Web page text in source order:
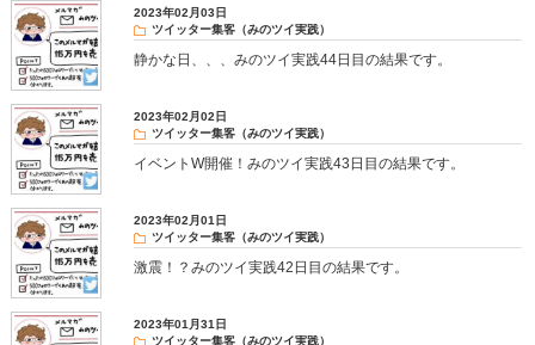
2023年02月03日
ツイッター集客（みのツイ実践）
静かな日、、、みのツイ実践44日目の結果です。
2023年02月02日
ツイッター集客（みのツイ実践）
イベントW開催！みのツイ実践43日目の結果です。
2023年02月01日
ツイッター集客（みのツイ実践）
激震！？みのツイ実践42日目の結果です。
2023年01月31日
ツイッター集客（みのツイ実践）